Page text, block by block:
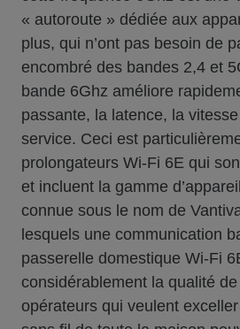
« autoroute » dédiée aux
plus, qui n’ont pas besoin de
encombré des bandes 2,4 et
bande 6Ghz améliore
passante, la latence, la
service. Ceci est
prolongateurs Wi-Fi 6E qui
et incluent la gamme
connue sous le nom de
lesquels une communication
passerelle domestique Wi-Fi
considérablement la qualité
opérateurs qui veulent